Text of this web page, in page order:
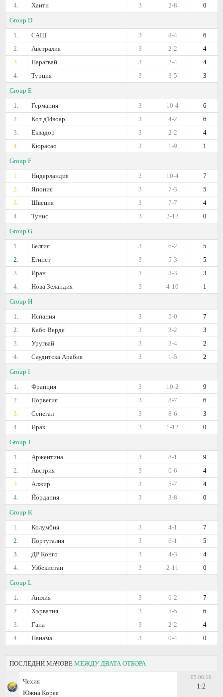
4. Хаити 0
2-8
3
Group D
1.
САЩ 6
8-4
3
2.
Австралия 4
2-2
3
3.
Парагвай 4
2-4
3
4.
Турция 3
3-5
3
Group E
1.
Германия 6
10-4
3
2.
Кот д'Ивоар 6
4-2
3
3.
Еквадор 4
2-2
3
4.
Кюрасао 1
1-9
3
Group F
1.
Нидерландия 7
10-4
3
2.
Япония 5
7-3
3
3.
Швеция 4
7-7
3
4.
Тунис 0
2-12
3
Group G
1.
Белгия 5
6-2
3
2.
Египет 5
5-3
3
3.
Иран 3
3-3
3
4.
Нова Зеландия 1
4-10
3
Group H
1.
Испания 7
5-0
3
2.
Кабо Верде 3
2-2
3
3.
Уругвай 2
3-4
3
4.
Саудитска Арабия 2
1-5
3
Group I
1.
Франция 9
10-2
3
2.
Норвегия 6
8-7
3
3.
Сенегал 3
8-6
3
4.
Ирак 0
1-12
3
Group J
1.
Аржентина 9
8-1
3
2.
Австрия 4
6-6
3
3.
Алжир 4
5-7
3
4.
Йордания 0
3-8
3
Group K
1.
Колумбия 7
4-1
3
2.
Португалия 5
6-1
3
3.
ДР Конго 4
4-3
3
4.
Узбекистан 0
2-11
3
Group L
1.
Англия 7
6-2
3
2.
Хърватия 6
5-5
3
3.
Гана 4
2-2
3
4.
Панама 0
0-4
3
ПОСЛЕДНИ МАЧОВЕ МЕЖДУ ДВАТА ОТБОРА
Чехия
Южна Корея
05.06.16
1:2